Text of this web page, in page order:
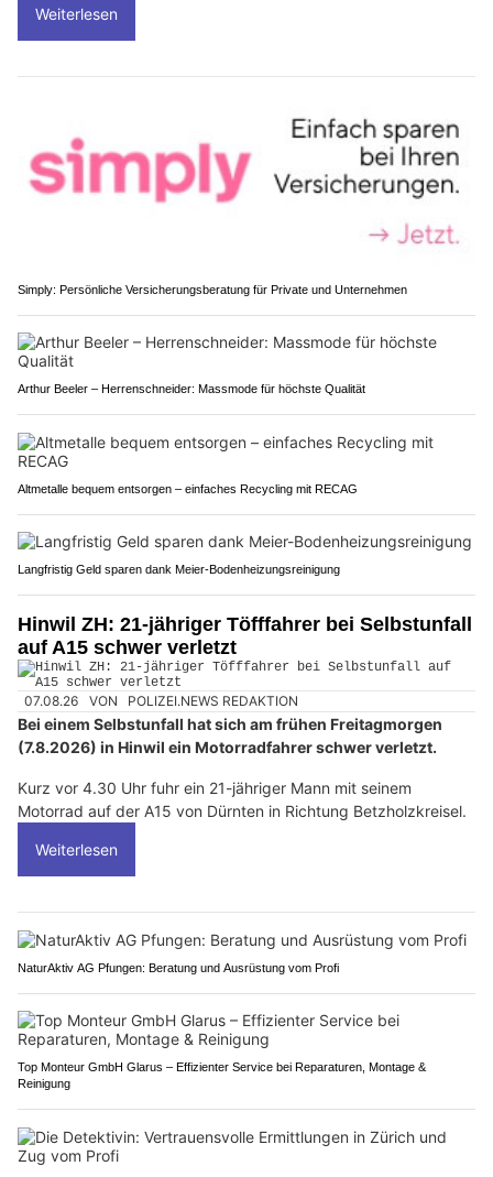
Weiterlesen
Simply: Persönliche Versicherungsberatung für Private und Unternehmen
Arthur Beeler – Herrenschneider: Massmode für höchste Qualität
Altmetalle bequem entsorgen – einfaches Recycling mit RECAG
Langfristig Geld sparen dank Meier-Bodenheizungsreinigung
Hinwil ZH: 21-jähriger Töfffahrer bei Selbstunfall
auf A15 schwer verletzt
07.08.26 VON POLIZEI.NEWS REDAKTION
Bei einem Selbstunfall hat sich am frühen Freitagmorgen
(7.8.2026) in Hinwil ein Motorradfahrer schwer verletzt.
Kurz vor 4.30 Uhr fuhr ein 21-jähriger Mann mit seinem
Motorrad auf der A15 von Dürnten in Richtung Betzholzkreisel.
Weiterlesen
NaturAktiv AG Pfungen: Beratung und Ausrüstung vom Profi
Top Monteur GmbH Glarus – Effizienter Service bei Reparaturen, Montage &
Reinigung